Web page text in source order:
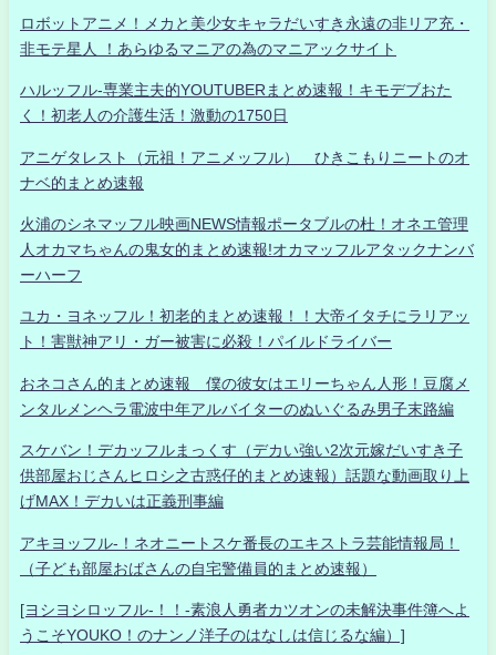
ロボットアニメ！メカと美少女キャラだいすき永遠の非リア充・
非モテ星人 ！あらゆるマニアの為のマニアックサイト
ハルッフル-専業主夫的YOUTUBERまとめ速報！キモデブおた
く！初老人の介護生活！激動の1750日
アニゲタレスト（元祖！アニメッフル） ひきこもりニートのオ
ナベ的まとめ速報
火浦のシネマッフル映画NEWS情報ポータブルの杜！オネエ管理
人オカマちゃんの鬼女的まとめ速報!オカマッフルアタックナンバ
ーハーフ
ユカ・ヨネッフル！初老的まとめ速報！！大帝イタチにラリアッ
ト！害獣神アリ・ガー被害に必殺！パイルドライバー
おネコさん的まとめ速報 僕の彼女はエリーちゃん人形！豆腐メ
ンタルメンヘラ電波中年アルバイターのぬいぐるみ男子末路編
スケバン！デカッフルまっくす（デカい強い2次元嫁だいすき子
供部屋おじさんヒロシ之古惑仔的まとめ速報）話題な動画取り上
げMAX！デカいは正義刑事編
アキヨッフル-！ネオニートスケ番長のエキストラ芸能情報局！
（子ども部屋おばさんの自宅警備員的まとめ速報）
[ヨシヨシロッフル-！！-素浪人勇者カツオンの未解決事件簿へよ
うこそYOUKO！のナンノ洋子のはなしは信じるな編）]